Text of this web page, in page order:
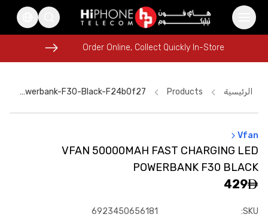
Apple Watch
Galaxy S26 Ultra
Order Online, Collect Quickly In-Store
Apple Watch
iPhone 17 Pro Max HK
Order Online, Collect Quickly In-Store
الرئيسية Products
Vfan-50000mah-Fast-Charging-Led-Powerbank-F30-Black-F24b0f27
Vfan
VFAN 50000MAH FAST CHARGING LED
POWERBANK F30 BLACK
429
SKU
:
6923450656181